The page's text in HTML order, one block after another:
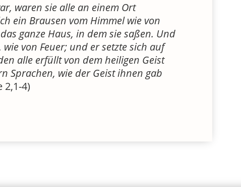
waren sie alle an einem Ort
ein Brausen vom Himmel wie von
ganze Haus, in dem sie saßen. Und
von Feuer; und er setzte sich auf
alle erfüllt von dem heiligen Geist
Sprachen, wie der Geist ihnen gab
2,1-4)